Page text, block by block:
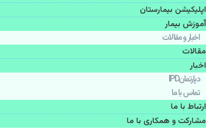
اپليكيشن بيمارستان
آموزش بیمار
اخبار و مقالات
مقالات
اخبار
دپارتمانIPD
تماس با ما
ارتباط با ما
مشاركت و همكاری با ما